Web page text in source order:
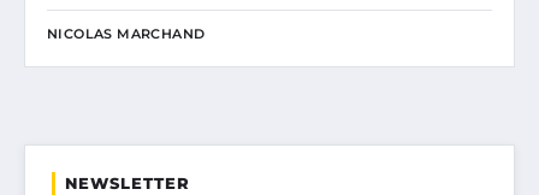
NICOLAS MARCHAND
NEWSLETTER